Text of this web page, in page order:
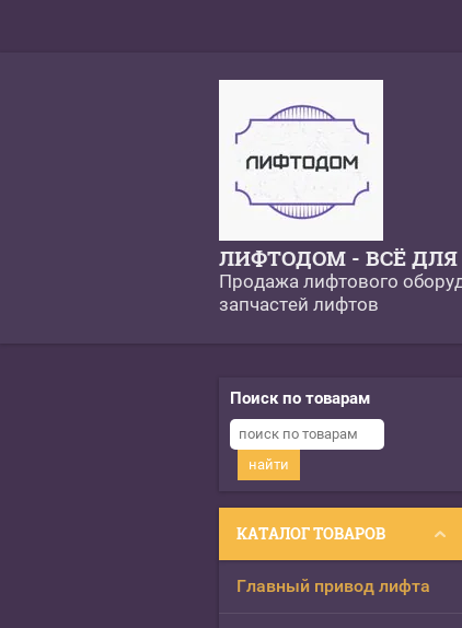
ЛИФТОДОМ - ВСЁ
Продажа лифтового
запчастей лифтов
Поиск по товарам
найти
КАТАЛОГ ТОВАРОВ
Главный привод лифта